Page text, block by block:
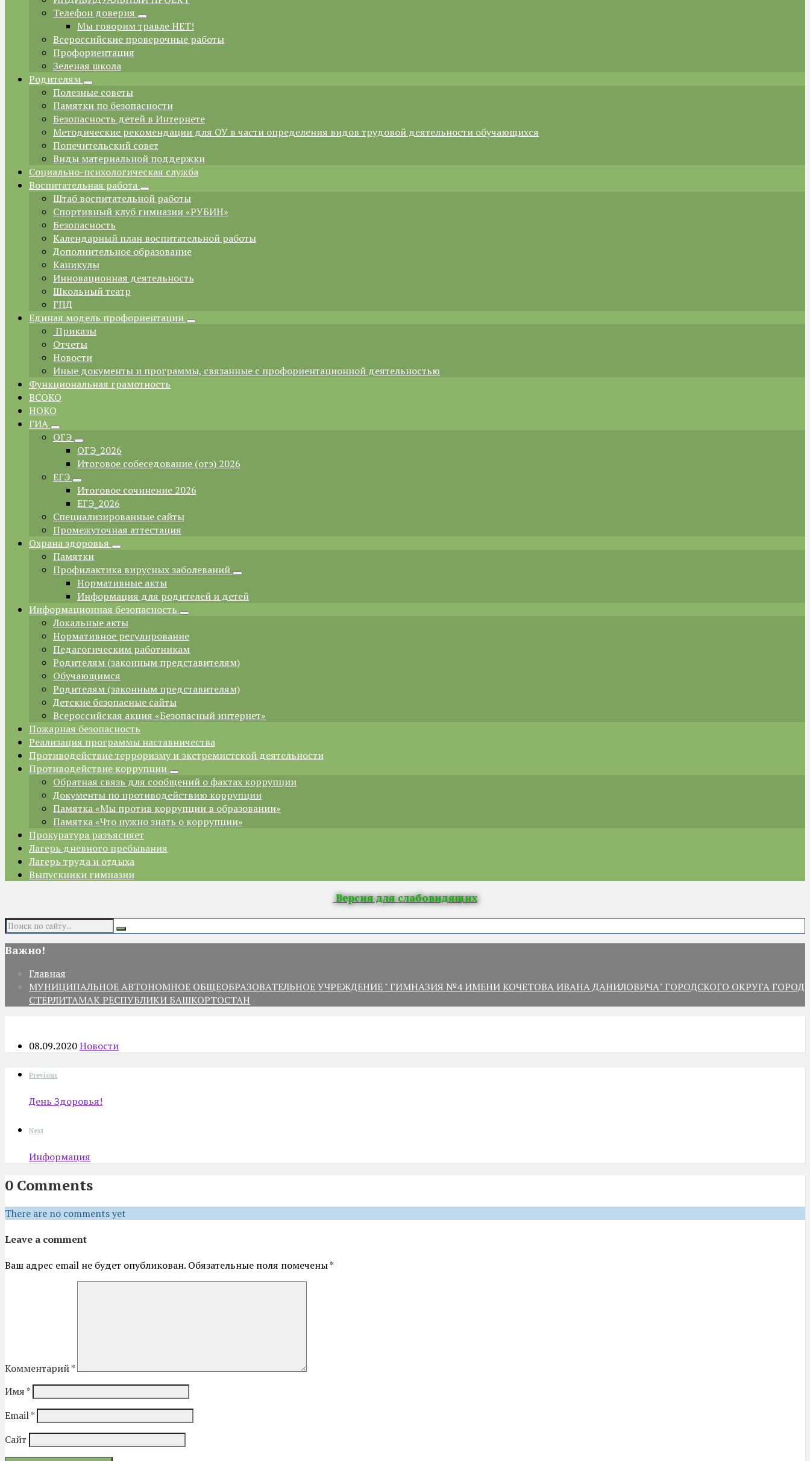
Телефон доверия
Мы говорим травле НЕТ!
Всероссийские проверочные работы
Профориентация
Зеленая школа
Родителям
Полезные советы
Памятки по безопасности
Безопасность детей в Интернете
Методические рекомендации для ОУ в части определения видов трудовой деятельности обучающихся
Попечительский совет
Виды материальной поддержки
Социально-психологическая служба
Воспитательная работа
Штаб воспитательной работы
Спортивный клуб гимназии «РУБИН»
Безопасность
Календарный план воспитательной работы
Дополнительное образование
Каникулы
Инновационная деятельность
Школьный театр
ГПД
Единая модель профориентации
Приказы
Отчеты
Новости
Иные документы и программы, связанные с профориентационной деятельностью
Функциональная грамотность
ВСОКО
НОКО
ГИА
ОГЭ
ОГЭ_2026
Итоговое собеседование (огэ) 2026
ЕГЭ
Итоговое сочинение 2026
ЕГЭ_2026
Специализированные сайты
Промежуточная аттестация
Охрана здоровья
Памятки
Профилактика вирусных заболеваний
Нормативные акты
Информация для родителей и детей
Информационная безопасность
Локальные акты
Нормативное регулирование
Педагогическим работникам
Родителям (законным представителям)
Обучающимся
Родителям (законным представителям)
Детские безопасные сайты
Всероссийская акция «Безопасный интернет»
Пожарная безопасность
Реализация программы наставничества
Противодействие терроризму и экстремистской деятельности
Противодействие коррупции
Обратная связь для сообщений о фактах коррупции
Документы по противодействию коррупции
Памятка «Мы против коррупции в образовании»
Памятка «Что нужно знать о коррупции»
Прокуратура разъясняет
Лагерь дневного пребывания
Лагерь труда и отдыха
Выпускники гимназии
Версия для слабовидящих
Search:
Важно!
Главная
МУНИЦИПАЛЬНОЕ АВТОНОМНОЕ ОБЩЕОБРАЗОВАТЕЛЬНОЕ УЧРЕЖДЕНИЕ " ГИМНАЗИЯ №4 ИМЕНИ КОЧЕТОВА ИВАНА ДАНИЛОВИЧА" ГОРОДСКОГО ОКРУГА ГОРОД
СТЕРЛИТАМАК РЕСПУБЛИКИ БАШКОРТОСТАН
08.09.2020Новости
Previous
День Здоровья!
Next
Информация
0 Comments
There are no comments yet
Leave a comment
Ваш адрес email не будет опубликован. Обязательные поля помечены*
Комментарий*
Имя *
Email*
Сайт